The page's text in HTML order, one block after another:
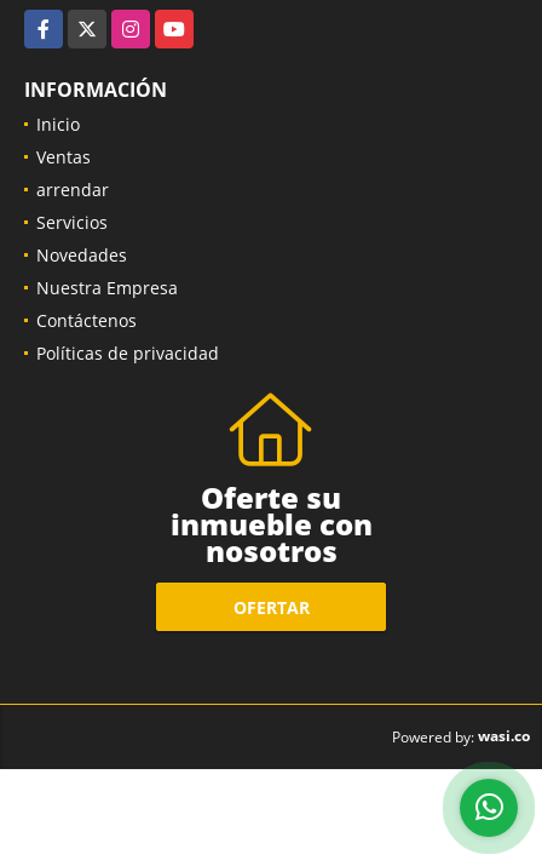
Facebook
InstagramYouTube
INFORMACIÓN
Inicio
Ventas
arrendar
Servicios
Novedades
Nuestra Empresa
Contáctenos
Políticas de privacidad
Oferte su
inmueble con
nosotros
OFERTAR
Powered by:wasi.co